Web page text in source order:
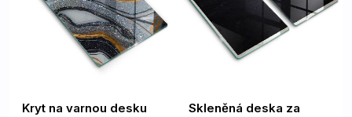
Kryt na varnou desku
Skleněná deska za